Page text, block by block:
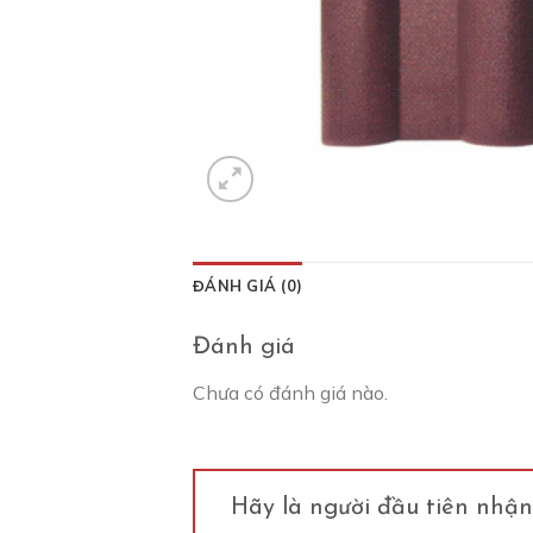
ĐÁNH GIÁ (0)
Đánh giá
Chưa có đánh giá nào.
Hãy là người đầu tiên nhận